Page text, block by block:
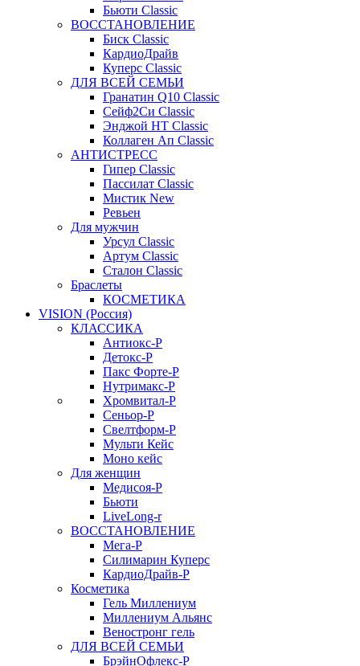
Бьюти Classic
ВОССТАНОВЛЕНИЕ
Биск Classic
КардиоДрайв
Куперс Classic
ДЛЯ ВСЕЙ СЕМЬИ
Гранатин Q10 Classic
Сейф2Си Classic
Энджой НТ Classic
Коллаген Ап Classic
АНТИСТРЕСС
Гипер Classic
Пассилат Classic
Мистик New
Ревьен
Для мужчин
Урсул Classic
Артум Classic
Сталон Classic
Браслеты
КОСМЕТИКА
VISION (Россия)
КЛАССИКА
Антиокс-Р
Детокс-Р
Пакс Форте-Р
Нутримакс-Р
Хромвитал-Р
Сеньор-Р
Свелтформ-Р
Мульти Кейс
Моно кейс
Для женщин
Медисоя-Р
Бьюти
LiveLong-r
ВОССТАНОВЛЕНИЕ
Мега-Р
Силимарин Куперс
КардиоДрайв-Р
Косметика
Гель Миллениум
Миллениум Альянс
Веностронг гель
ДЛЯ ВСЕЙ СЕМЬИ
БрэйнОфлекс-Р